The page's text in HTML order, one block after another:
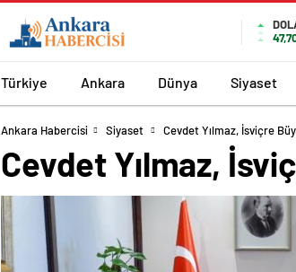
Türkiye Ankara Dünya Siyaset
Ankara Habercisi Siyaset Cevdet Yılmaz, İsviçre
Cevdet Yılmaz,